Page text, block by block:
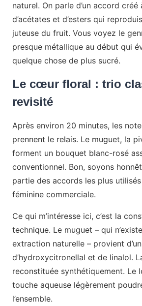
naturel. On parle d’un accord
d’acétates et d’esters qui
juteuse du fruit. Vous voyez le
presque métallique au début qui
quelque chose de plus sucré.
Le cœur floral : trio
revisité
Après environ 20 minutes, les
prennent le relais. Le muguet, la
forment un bouquet blanc-rosé
conventionnel. Bon, soyons
partie des accords les plus
féminine commerciale.
Ce qui m’intéresse ici, c’est la
technique. Le muguet – qui
extraction naturelle – provient
d’hydroxycitronellal et de linalol.
reconstituée synthétiquement. Le
touche aqueuse légèrement
l’ensemble.